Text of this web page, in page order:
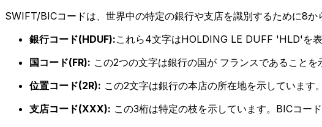
SWIFT/BICコードは、世界中の特定の銀行や支店を識別するために8か
銀行コード(HDUF):これら4文字はHOLDING LE DUFF 'HLD'を
国コード(FR): この2つの文字は銀行の国が フランスであることを
位置コード(2R): この2文字は銀行の本店の所在地を示しています。
支店コード(XXX): この3桁は特定の枝を示しています。BICコー